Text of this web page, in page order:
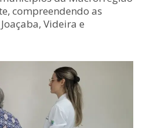
compreendendo as
Videira e